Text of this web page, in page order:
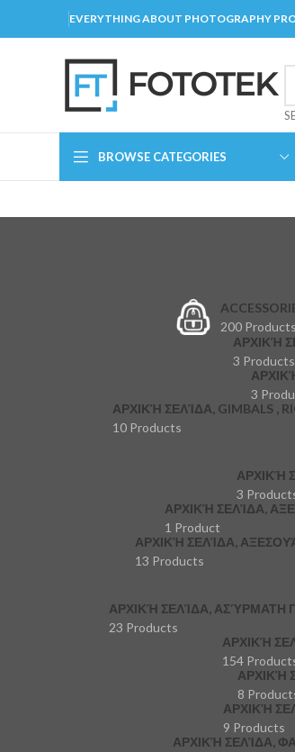
EVERYTHING ABOUT PHOTOGRAPHY
BROWSE CATEGORIES
200 Products
ΑΡΧΙΚΉ
3 Products
3
ΑΡΧΙΚΉ ΣΕΛΊΔΑ, GIMBALS ,
10 Products
ΑΡΧΙΚΉ
3
ΑΡΧΙΚΉ ΣΕΛΊΔΑ,
1 Product
ΑΡΧΙΚΉ ΣΕΛΊΔΑ,
13 Products
ΑΡΧΙΚΉ ΣΕΛΊΔΑ, ΑΣΎΡΜΑΤΗ
23 Products
ΑΡΧΙΚΉ
154
ΑΡΧΙΚΉ
8
ΑΡΧΙΚΉ
9 Products
ΑΡΧΙΚΉ ΣΕΛΊΔΑ,